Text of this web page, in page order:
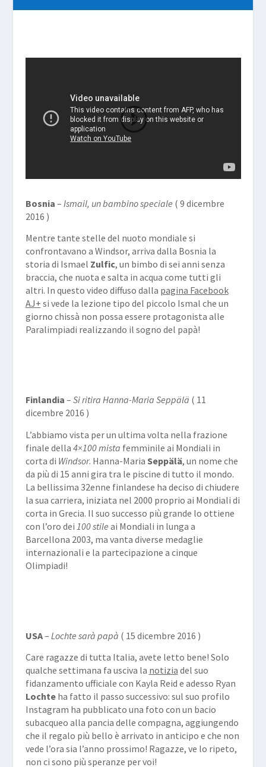
Bosnia – Ismail, un bambino speciale ( 9 dicembre
2016 )
Mentre tante stelle del nuoto mondiale si
confrontavano a Windsor, arriva dalla Bosnia la
storia di Ismael Zulfic, un bimbo di sei anni senza
braccia, che nuota e salta in acqua come tutti gli
altri. In questo video diffuso dalla pagina Facebook
AJ+ si vede la lezione tipo del piccolo Ismal che un
giorno chissà non possa essere protagonista alle
Paralimpiadi realizzando il sogno del papà!
Finlandia – Si ritira Hanna-Maria Seppälä ( 11
dicembre 2016 )
L’abbiamo vista per un ultima volta nella frazione
finale della 4×100 mista femminile ai Mondiali in
corta di Windsor. Hanna-Maria Seppälä, un nome che
da più di 15 anni gira tra le piscine di tutto il mondo.
La bellissima 32enne finlandese ha deciso di chiudere
la sua carriera, iniziata nel 2000 proprio ai Mondiali di
corta in Grecia. Il suo successo più grande lo ottiene
con l’oro dei 100 stile ai Mondiali in lunga a
Barcellona 2003, ma vanta diverse medaglie
internazionali e la partecipazione a cinque
Olimpiadi!
USA– Lochte sarà papà ( 15 dicembre 2016 )
Care ragazze di tutta Italia, avete letto bene! Solo
qualche settimana fa usciva la notizia del suo
fidanzamento ufficiale con Kayla Reid e adesso Ryan
Lochte ha fatto il passo successivo: sul suo profilo
Instagram ha pubblicato una foto con un bacio
subacqueo alla pancia delle compagna, aggiungendo
che il regalo più bello è arrivato in anticipo e che non
vede l’ora sia l’anno prossimo! Ragazze, ve lo ripeto,
non ci sono più speranze per voi!